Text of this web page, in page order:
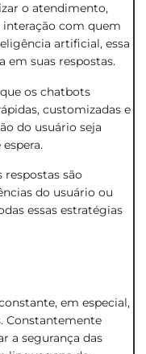
o atendimento,
interação com quem
artificial, essa
em suas respostas.
os chatbots
customizadas e
do usuário seja
respostas são
do usuário ou
essas estratégias
em especial,
Constantemente
a segurança das